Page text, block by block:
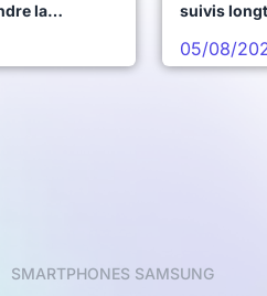
la
suivis
05/08/
SMARTPHONES SAMSUNG